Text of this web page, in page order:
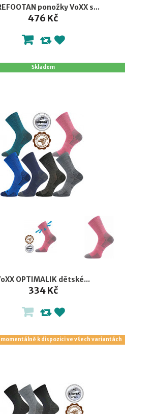
ponožky VoXX s...
476 Kč
Skladem
OPTIMALIK dětské...
334 Kč
k dispozici ve všech variantách